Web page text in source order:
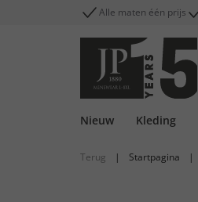
Alle maten één prijs
Nieuw Kleding
Terug | Startpagina |